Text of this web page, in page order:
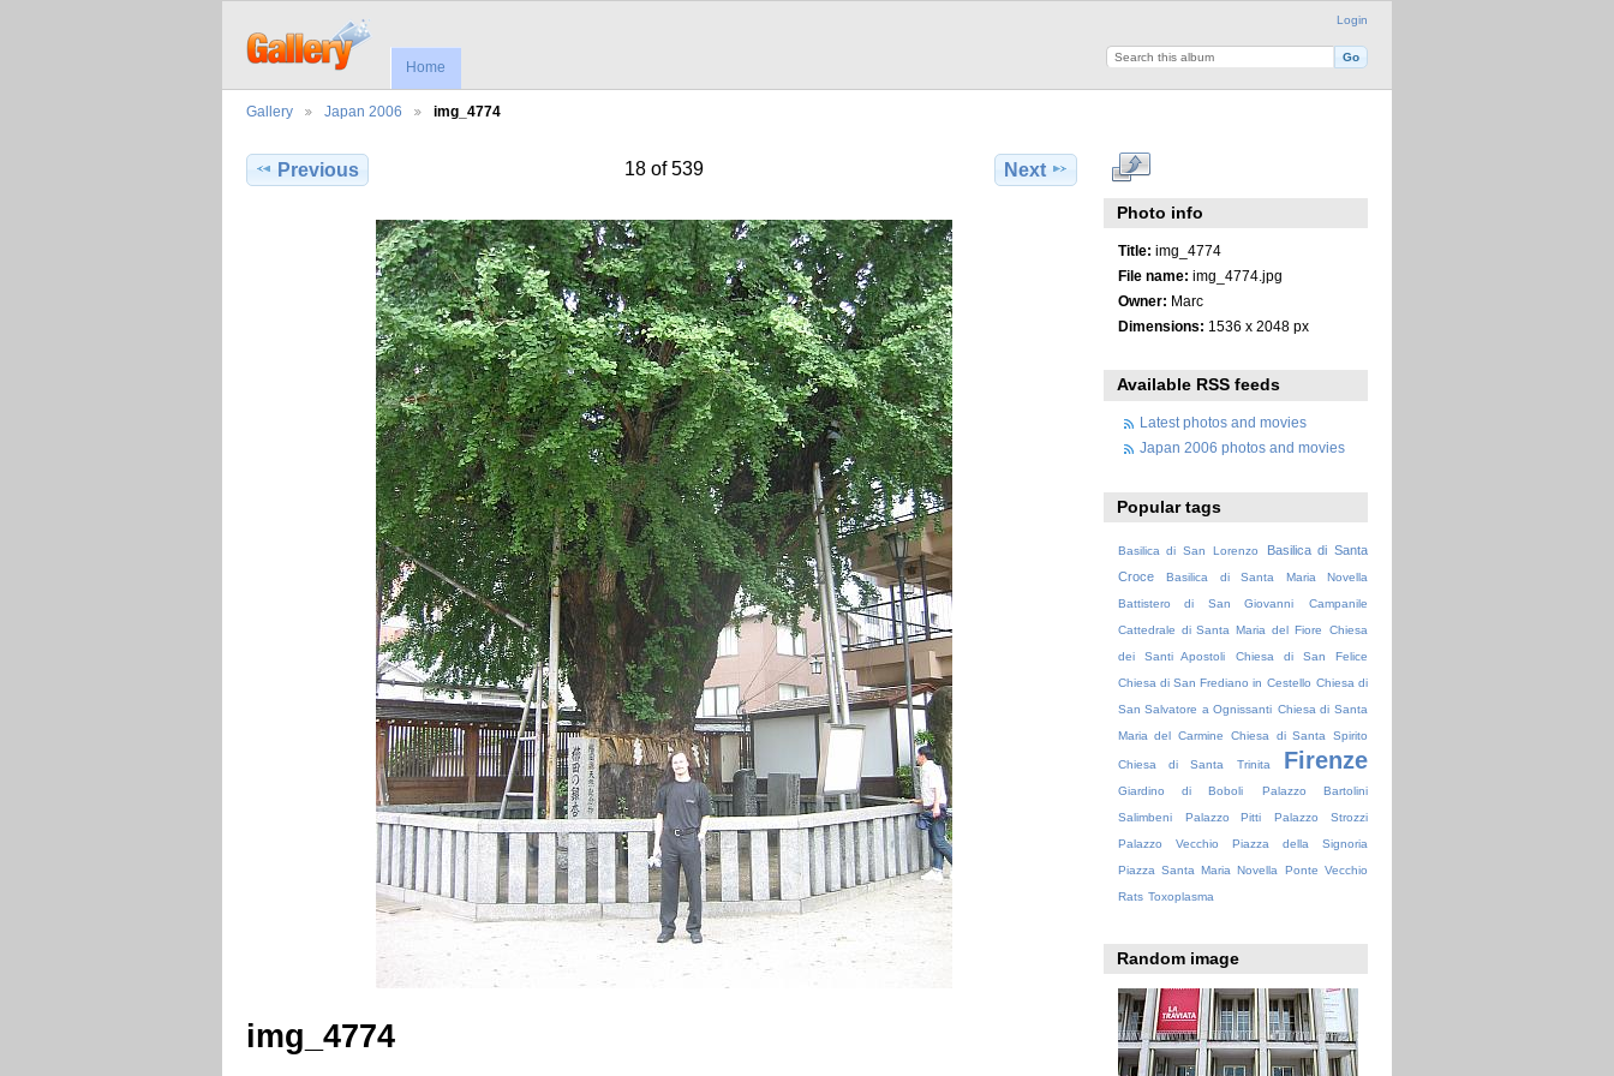
Login
Home
Gallery Japan 2006 img_4774
Previous 18 of 539 Next
img_4774
Photo info
Title: img_4774
File name: img_4774.jpg
Owner: Marc
Dimensions: 1536 x 2048 px
Available RSS feeds
Latest photos and movies
Japan 2006 photos and movies
Popular tags
Basilica di San Lorenzo
Basilica di Santa
Croce
Basilica di Santa Maria Novella
Battistero di San Giovanni
Campanile
Cattedrale di Santa Maria del Fiore
Chiesa
dei Santi Apostoli
Chiesa di San Felice
Chiesa di San Frediano in Cestello Chiesa di
San Salvatore a Ognissanti Chiesa di Santa
Maria del Carmine
Chiesa di Santa Spirito
Chiesa di Santa Trinita Firenze
Giardino di Boboli
Palazzo Bartolini
Salimbeni
Palazzo Pitti
Palazzo Strozzi
Palazzo Vecchio
Piazza della Signoria
Piazza Santa Maria Novella
Ponte Vecchio
Rats Toxoplasma
Random image